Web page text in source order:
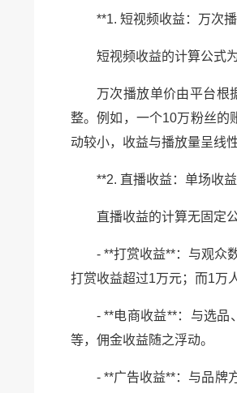
**1. 短视频收益：万次
短视频收益的计算公式
万次播放单价由平台根
整。例如，一个10万粉丝的
动较小，收益与播放量呈线性
**2. 直播收益：单场收
直播收益的计算无固定
- **打赏收益**：与观众
打赏收益超过1万元；而1万
- **电商收益**：与选品
等，佣金收益随之浮动。
- **广告收益**：与品牌